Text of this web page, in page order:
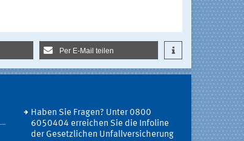
Per E-Mail teilen
Haben Sie Fragen? Unter 0800
6050404 erreichen Sie die Infoline
der Gesetzlichen Unfallversicherung